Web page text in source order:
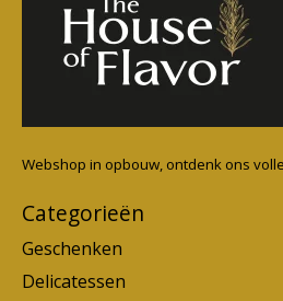
Webshop in opbouw, ontdenk ons
Categorieën
Geschenken
Delicatessen